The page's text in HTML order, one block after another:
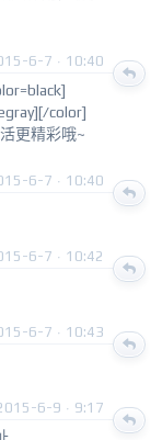
6-7 · 10:40
color]
更精彩哦~
6-7 · 10:40
6-7 · 10:42
6-7 · 10:43
6-9 · 9:17